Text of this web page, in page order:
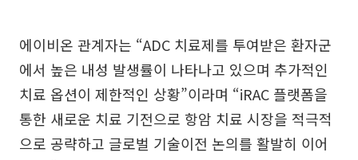
에이비온 관계자는 “ADC 치료제를 투여받은 환자군
에서 높은 내성 발생률이 나타나고 있으며 추가적인
치료 옵션이 제한적인 상황”이라며 “iRAC 플랫폼을
통한 새로운 치료 기전으로 항암 치료 시장을 적극적
으로 공략하고 글로벌 기술이전 논의를 활발히 이어